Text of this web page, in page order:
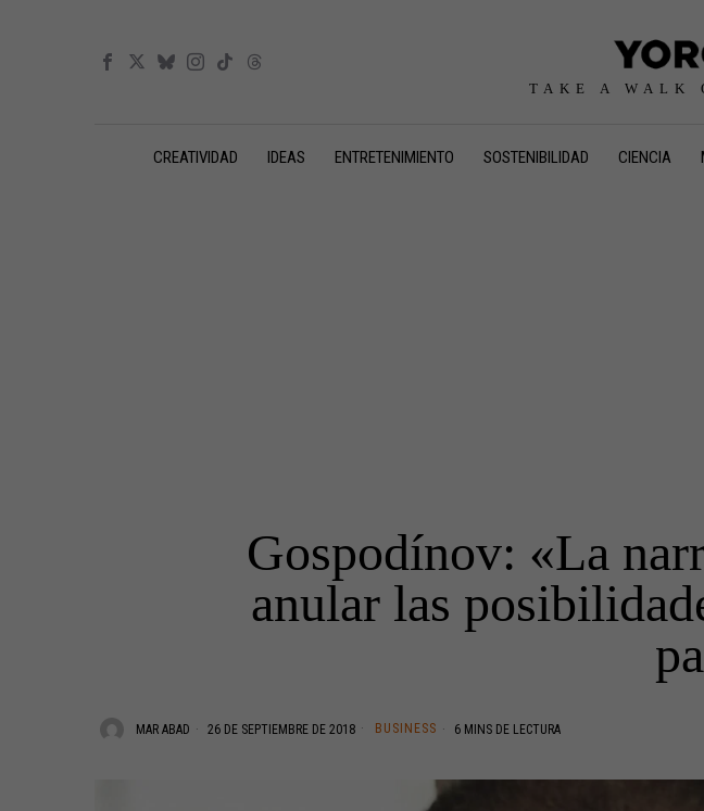
TAKE A WALK
CREATIVIDAD IDEAS ENTRETENIMIENTO SOSTENIBILIDAD CIENCIA
Gospodínov: «La
anular las
MAR ABAD 26 DE SEPTIEMBRE DE 2018 BUSINESS 6 MINS DE LECTURA